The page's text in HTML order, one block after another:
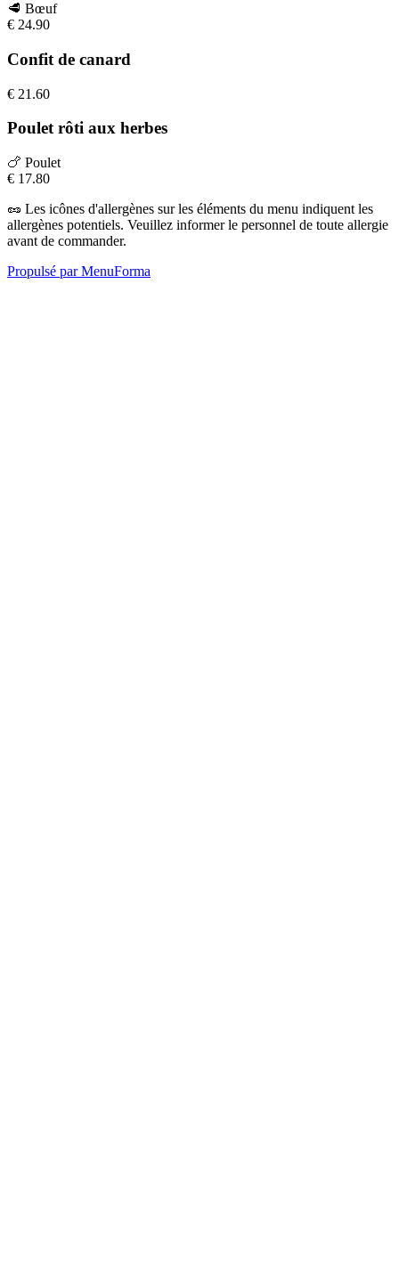
🥩 Bœuf
€ 24.90
Confit de canard
€ 21.60
Poulet rôti aux herbes
🍗 Poulet
€ 17.80
🥜 Les icônes d'allergènes sur les éléments du menu indiquent les
allergènes potentiels. Veuillez informer le personnel de toute allergie
avant de commander.
Propulsé par MenuForma